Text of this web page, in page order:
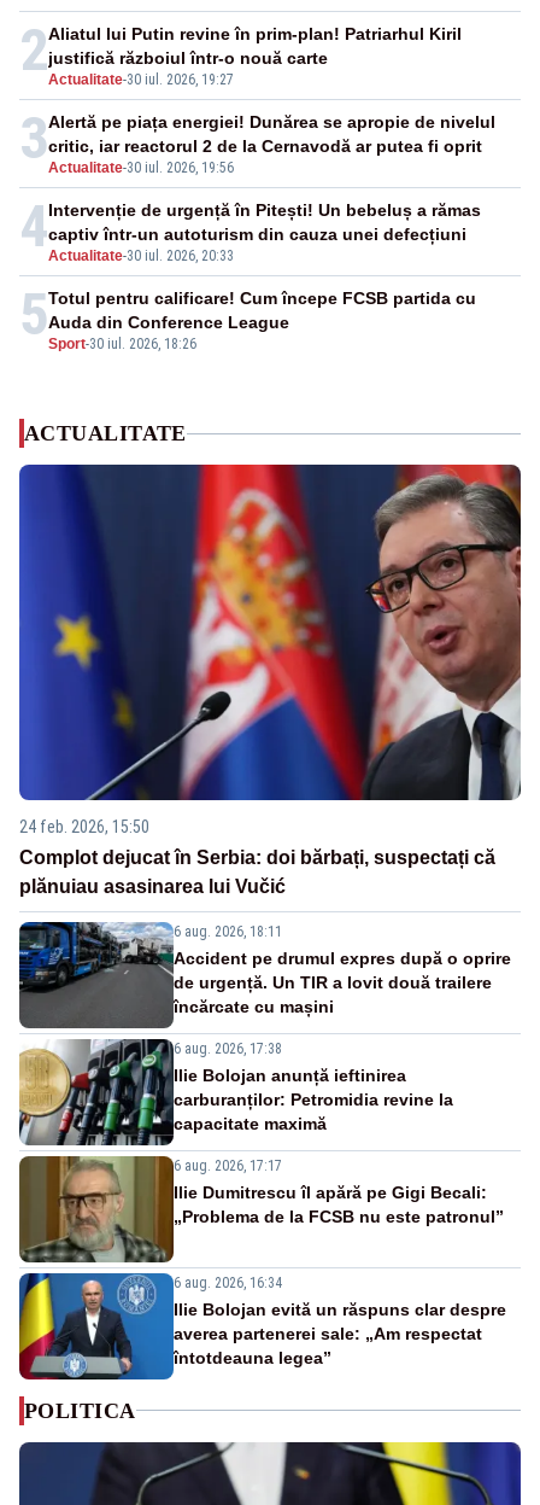
2Actualitate-30 iul. 2026, 19:27
Aliatul lui Putin revine în prim-plan! Patriarhul Kiril
justifică războiul într-o nouă carte
3Actualitate-30 iul. 2026, 19:56
Alertă pe piața energiei! Dunărea se apropie de nivelul
critic, iar reactorul 2 de la Cernavodă ar putea fi oprit
4Actualitate-30 iul. 2026, 20:33
Intervenție de urgență în Pitești! Un bebeluș a rămas
captiv într-un autoturism din cauza unei defecțiuni
5Sport-30 iul. 2026, 18:26
Totul pentru calificare! Cum începe FCSB partida cu
Auda din Conference League
ACTUALITATE
24 feb. 2026, 15:50
Complot dejucat în Serbia: doi bărbați, suspectați că
plănuiau asasinarea lui Vučić
6 aug. 2026, 18:11
Accident pe drumul expres după o oprire
de urgență. Un TIR a lovit două trailere
încărcate cu mașini
6 aug. 2026, 17:38
Ilie Bolojan anunță ieftinirea
carburanților: Petromidia revine la
capacitate maximă
6 aug. 2026, 17:17
Ilie Dumitrescu îl apără pe Gigi Becali:
„Problema de la FCSB nu este patronul”
6 aug. 2026, 16:34
Ilie Bolojan evită un răspuns clar despre
averea partenerei sale: „Am respectat
întotdeauna legea”
POLITICA